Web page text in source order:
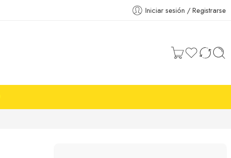
Iniciar sesión / Registrarse